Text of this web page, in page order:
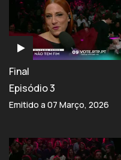
Final
Episódio 3
Emitido a 07 Março, 2026